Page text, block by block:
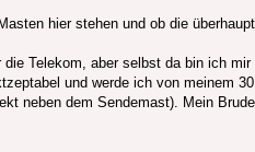
hier stehen und ob die
Telekom, aber selbst da bin ich
und werde ich von meinem
neben dem Sendemast). Mein